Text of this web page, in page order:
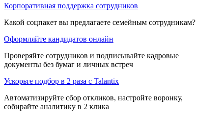
Корпоративная поддержка сотрудников
Какой соцпакет вы предлагаете семейным сотрудникам?
Оформляйте кандидатов онлайн
Проверяйте сотрудников и подписывайте кадровые
документы без бумаг и личных встреч
Ускорьте подбор в 2 раза с Talantix
Автоматизируйте сбор откликов, настройте воронку,
собирайте аналитику в 2 клика